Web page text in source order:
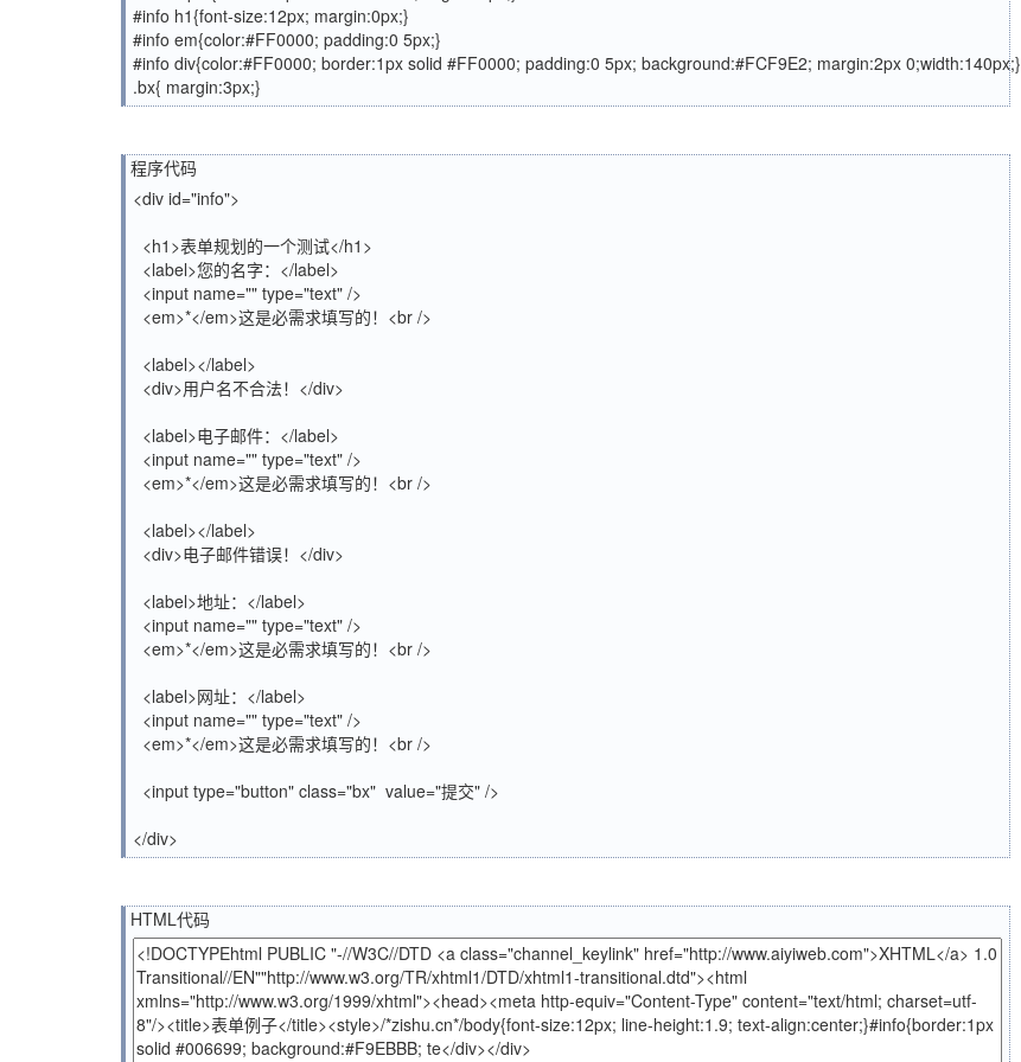
#info h1{font-size:12px; margin:0px;}
#info em{color:#FF0000; padding:0 5px;}
#info div{color:#FF0000; border:1px solid #FF0000; padding:0 5px; background:#FCF9E2; margin:2px 0;width:140px;}
.bx{ margin:3px;}
程序代码
<div id="info">
<h1>表单规划的一个测试</h1>
<label>您的名字：</label>
<input name="" type="text" />
<em>*</em>这是必需求填写的！<br />
<label></label>
<div>用户名不合法！</div>
<label>电子邮件：</label>
<input name="" type="text" />
<em>*</em>这是必需求填写的！<br />
<label></label>
<div>电子邮件错误！</div>
<label>地址：</label>
<input name="" type="text" />
<em>*</em>这是必需求填写的！<br />
<label>网址：</label>
<input name="" type="text" />
<em>*</em>这是必需求填写的！<br />
<input type="button" class="bx" value="提交" />
</div>
HTML代码